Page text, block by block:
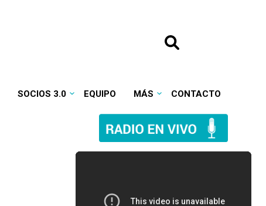
SOCIOS 3.0 EQUIPO MÁS CONTACTO